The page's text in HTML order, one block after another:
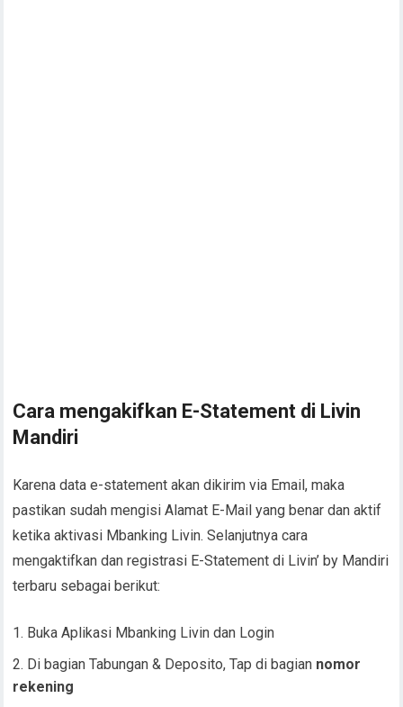
Cara mengakifkan E-Statement di Livin
Mandiri
Karena data e-statement akan dikirim via Email, maka
pastikan sudah mengisi Alamat E-Mail yang benar dan aktif
ketika aktivasi Mbanking Livin. Selanjutnya cara
mengaktifkan dan registrasi E-Statement di Livin’ by Mandiri
terbaru sebagai berikut:
Buka Aplikasi Mbanking Livin dan Login
Di bagian Tabungan & Deposito, Tap di bagian nomor
rekening